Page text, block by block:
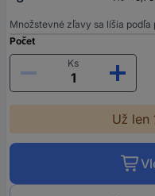
Množstevné zľavy sa líšia podľa
Počet
Ks
Už len